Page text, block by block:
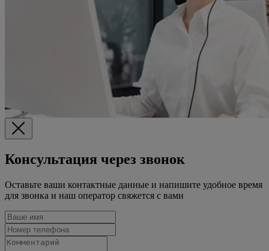
Консультация через звонок
Оставьте ваши контактные данные и напишите удобное время
для звонка и наш оператор свяжется с вами